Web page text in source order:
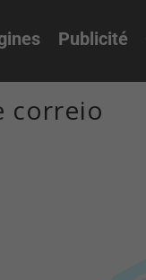
Publicité
correio